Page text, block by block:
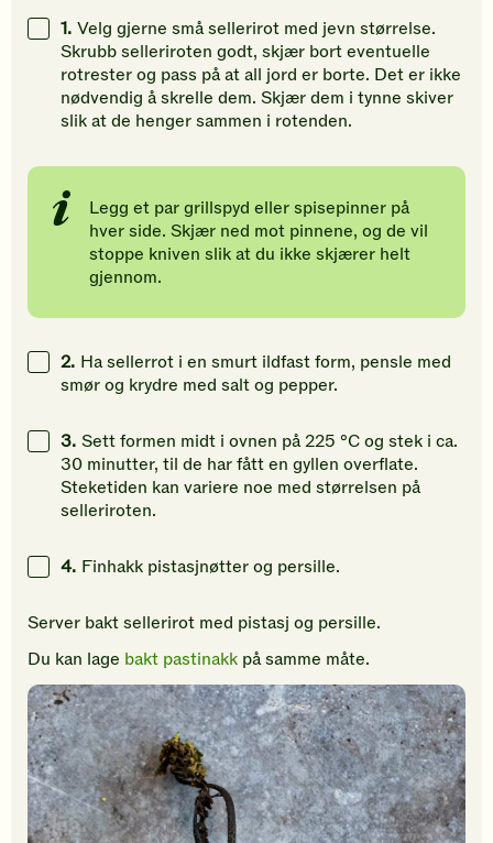
gi
din
vurdering.
din
vurdering.
din
1. Velg gjerne små sellerirot med jevn størrelse.
Skrubb selleriroten godt, skjær bort eventuelle
rotrester og pass på at all jord er borte. Det er ikke
nødvendig å skrelle dem. Skjær dem i tynne skiver
slik at de henger sammen i rotenden.
Legg et par grillspyd eller spisepinner på
hver side. Skjær ned mot pinnene, og de vil
stoppe kniven slik at du ikke skjærer helt
gjennom.
2. Ha sellerrot i en smurt ildfast form, pensle med
smør og krydre med salt og pepper.
3. Sett formen midt i ovnen på 225 °C og stek i ca.
30 minutter, til de har fått en gyllen overflate.
Steketiden kan variere noe med størrelsen på
selleriroten.
4. Finhakk pistasjnøtter og persille.
Server bakt sellerirot med pistasj og persille.
Du kan lage bakt pastinakk på samme måte.